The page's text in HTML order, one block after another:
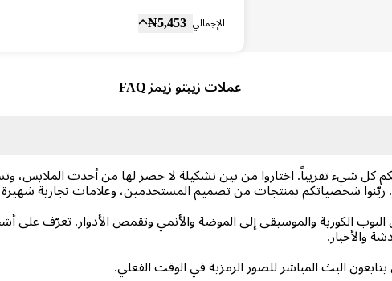
Feeالإجمالي ₦5,453
عملات زيبتو زيمز FAQ
كل شيء تقريباً. اختاروا من بين تشكيلة لا حصر لها من أحدث الملابس،
زيّنوا شخصياتكم بمنتجات من تصميم المستخدمين، وعلامات تجارية
​​الكورية والموسيقى إلى الموضة والأنمي وتقمص الأدوار. تعرّف على
والأخبار.
البث المباشر للصور الرمزية في الوقت الفعلي.